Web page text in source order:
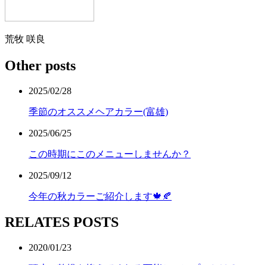
荒牧 咲良
Other posts
2025/02/28
季節のオススメヘアカラー(富雄)
2025/06/25
この時期にこのメニューしませんか？
2025/09/12
今年の秋カラーご紹介します🍁🍂
RELATES POSTS
2020/01/23